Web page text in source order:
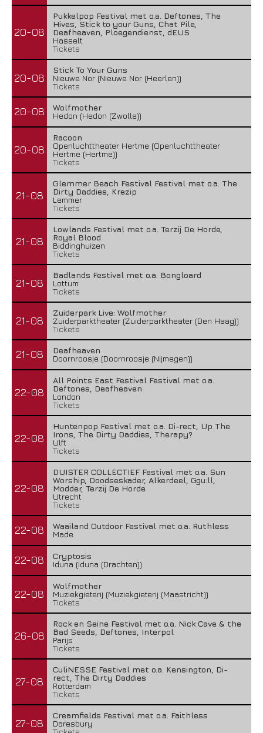
20-08
Pukkelpop Festival met o.a. Deftones, The
Hives, Stick to your Guns, Chat Pile,
Deafheaven, Ploegendienst, dEUS
Hasselt
Tickets
20-08
Stick To Your Guns
Nieuwe Nor (Nieuwe Nor (Heerlen))
Tickets
20-08
Wolfmother
Hedon (Hedon (Zwolle))
20-08
Racoon
Openluchttheater Hertme (Openluchttheater
Hertme (Hertme))
Tickets
21-08
Glemmer Beach Festival Festival met o.a. The
Dirty Daddies, Krezip
Lemmer
Tickets
21-08
Lowlands Festival met o.a. Terzij De Horde,
Royal Blood
Biddinghuizen
Tickets
21-08
Badlands Festival met o.a. Bongloard
Lottum
Tickets
21-08
Zuiderpark Live: Wolfmother
Zuiderparktheater (Zuiderparktheater (Den Haag))
Tickets
21-08
Deafheaven
Doornroosje (Doornroosje (Nijmegen))
22-08
All Points East Festival Festival met o.a.
Deftones, Deafheaven
London
Tickets
22-08
Huntenpop Festival met o.a. Di-rect, Up The
Irons, The Dirty Daddies, Therapy?
Ulft
Tickets
22-08
DUISTER COLLECTIEF Festival met o.a. Sun
Worship, Doodseskader, Alkerdeel, Ggu:ll,
Modder, Terzij De Horde
Utrecht
Tickets
22-08
Waailand Outdoor Festival met o.a. Ruthless
Made
22-08
Cryptosis
Iduna (Iduna (Drachten))
22-08
Wolfmother
Muziekgieterij (Muziekgieterij (Maastricht))
Tickets
26-08
Rock en Seine Festival met o.a. Nick Cave & the
Bad Seeds, Deftones, Interpol
Parijs
Tickets
27-08
CuliNESSE Festival met o.a. Kensington, Di-
rect, The Dirty Daddies
Rotterdam
Tickets
27-08
Creamfields Festival met o.a. Faithless
Daresbury